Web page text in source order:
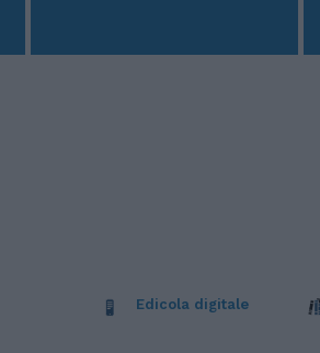
Edicola digitale